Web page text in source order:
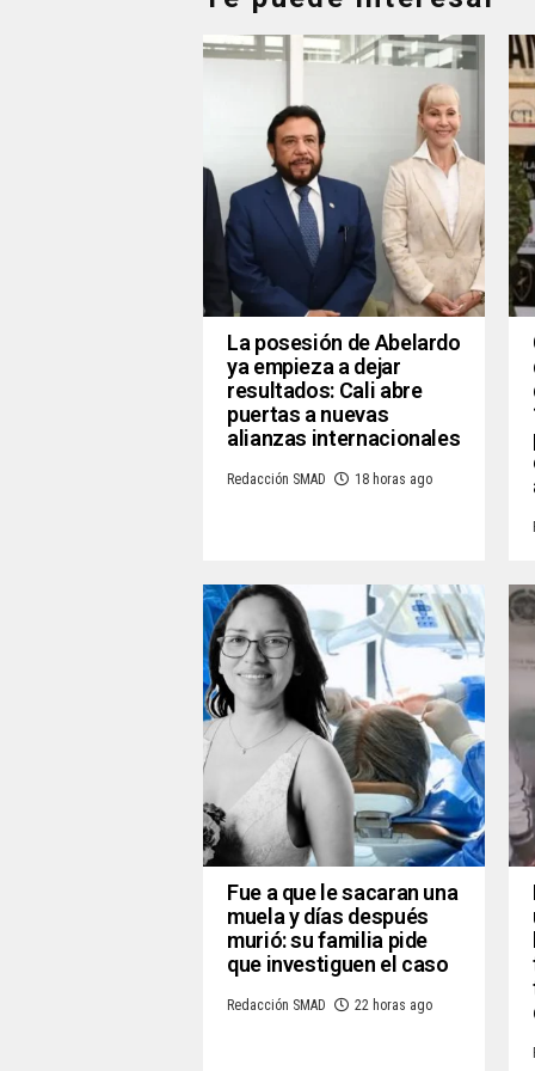
La posesión de Abelardo
ya empieza a dejar
resultados: Cali abre
puertas a nuevas
alianzas internacionales
Redacción SMAD 18 horas ago
Fue a que le sacaran una
muela y días después
murió: su familia pide
que investiguen el caso
Redacción SMAD 22 horas ago